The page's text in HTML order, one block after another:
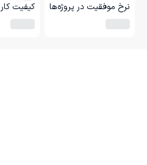
نرخ موفقیت در پروژه‌ها کیفیت کار